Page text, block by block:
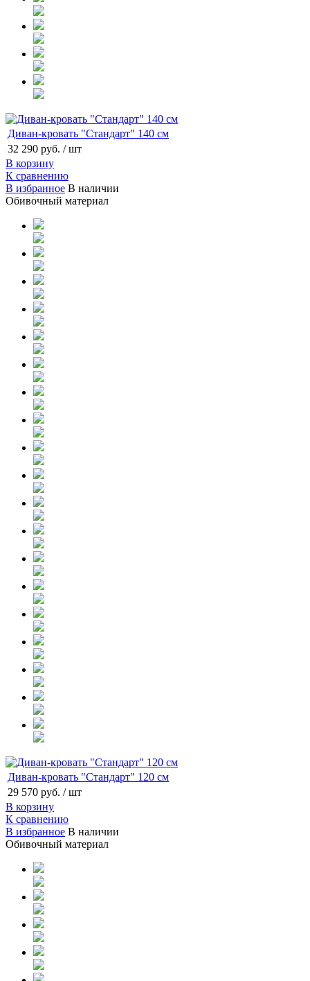
Диван-кровать "Стандарт" 140 см
32 290 руб. / шт
В корзину
К сравнению
В избранное В наличии
Обивочный материал
Диван-кровать "Стандарт" 120 см
29 570 руб. / шт
В корзину
К сравнению
В избранное В наличии
Обивочный материал